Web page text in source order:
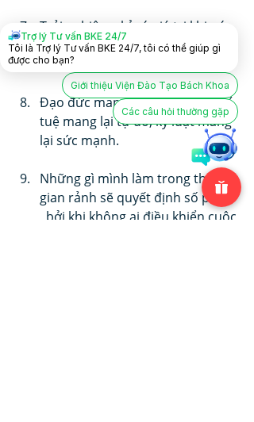
Trải nghiệm chỉ có giá trị khi nó
làm cho các bạn tăng trưởng về
trí tuệ.
Đạo đức mang lại hạnh phúc, trí
tuệ mang lại tự do, kỷ luật mang
lại sức mạnh.
Những gì mình làm trong thời
gian rảnh sẽ quyết định số phận
, bởi khi không ai điều khiển cuộc
Trợ lý Tư vấn BKE 24/7
Tôi là Trợ lý Tư vấn BKE 24/7, tôi có thể giúp gì
được cho bạn?
Giới thiệu Viện Đào Tạo Bách Khoa
Các câu hỏi thường gặp